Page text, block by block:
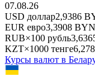
07.08.26
USD доллар2,9386
EUR евро3,3908 BYN
RUB×100 рубль
KZT×1000 тенге
Курсы валют в